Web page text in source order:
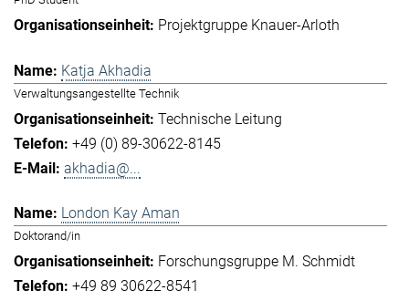
Projektgruppe Knauer-Arloth
Katja Akhadia
Verwaltungsangestellte Technik
Technische Leitung
+49 (0) 89-30622-8145
akhadia@...
London Kay Aman
Doktorand/in
Forschungsgruppe M. Schmidt
+49 89 30622-8541